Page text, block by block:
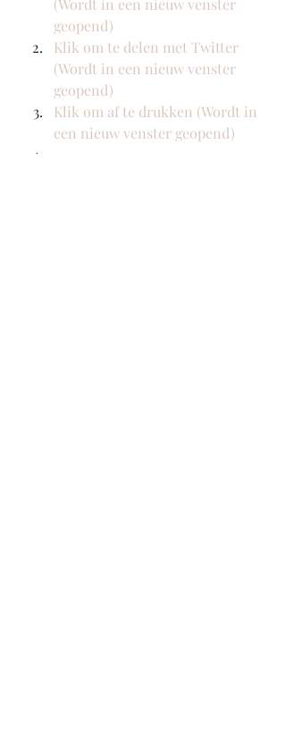
(Wordt in een nieuw venster
geopend)
Klik om te delen met Twitter
(Wordt in een nieuw venster
geopend)
Klik om af te drukken (Wordt in
een nieuw venster geopend)